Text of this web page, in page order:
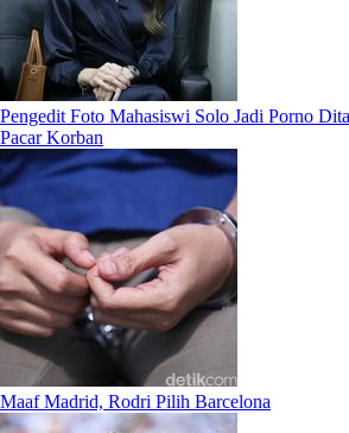
Pengedit Foto Mahasiswi Solo Jadi Porno
Pacar Korban
Maaf Madrid, Rodri Pilih Barcelona